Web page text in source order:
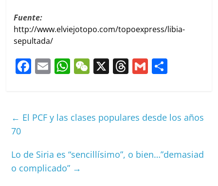
Fuente:
http://www.elviejotopo.com/topoexpress/libia-
sepultada/
F
e
o
k
E
l
W
s
p
W
h
at
X T
a
G
l p
← El PCF y las clases populares desde los años
70
Lo de Siria es “sencillísimo”, o bien…”demasiad
o complicado” →